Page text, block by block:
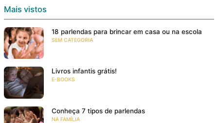
Mais vistos
18 parlendas para brincar em casa ou na escola
SEM CATEGORIA
Livros infantis grátis!
E-BOOKS
Conheça 7 tipos de parlendas
NA FAMÍLIA